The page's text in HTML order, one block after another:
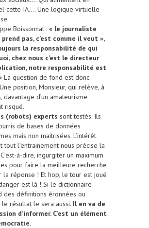
cette IA…. Une logique virtuelle
Boissonnat : « le journaliste
pas, c’est comme il veut »,
la responsabilité de qui
chez nous c’est le directeur
notre responsabilité est
La question de fond est donc
position, Monsieur, qui relève, à
davantage d’un amateurisme
risqué.
(robots) experts sont testés. Ils
de bases de données
mais non maitrisées. L’intérêt
tout l’entrainement nous précise la
à-dire, ingurgiter un maximum
pour faire la meilleure recherche
la réponse ! Et hop, le tour est joué
est là ! Si le dictionnaire
des définitions éronnées ou
résultat le sera aussi. Il en va de
d’informer. C’est un élément